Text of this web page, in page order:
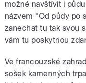
možné navštívit i
názvem "Od půdy po
zanechat tu tak svou
vám tu poskytnou
Ve francouzské
sošek kamenných